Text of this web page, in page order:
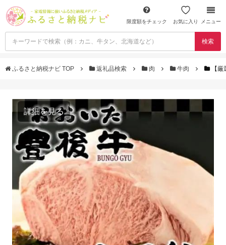
限度額をチェック お気に入り メニュー
検索
ふるさと納税ナビ TOP 返礼品検索 肉 牛肉 【
詳細を見る